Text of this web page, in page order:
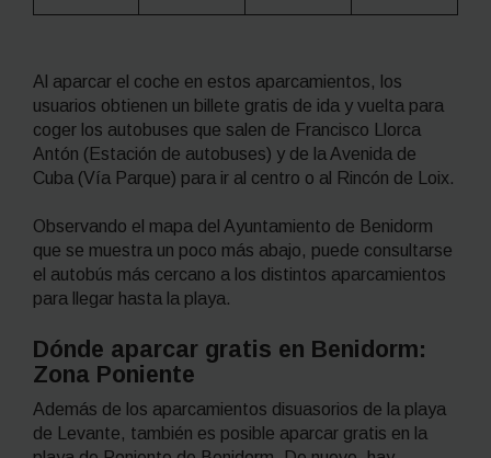
Al aparcar el coche en estos aparcamientos, los
usuarios obtienen un billete gratis de ida y vuelta para
coger los autobuses que salen de Francisco Llorca
Antón (Estación de autobuses) y de la Avenida de
Cuba (Vía Parque) para ir al centro o al Rincón de Loix.
Observando el mapa del Ayuntamiento de Benidorm
que se muestra un poco más abajo, puede consultarse
el autobús más cercano a los distintos aparcamientos
para llegar hasta la playa.
Dónde aparcar gratis en Benidorm:
Zona Poniente
Además de los aparcamientos disuasorios de la playa
de Levante, también es posible aparcar gratis en la